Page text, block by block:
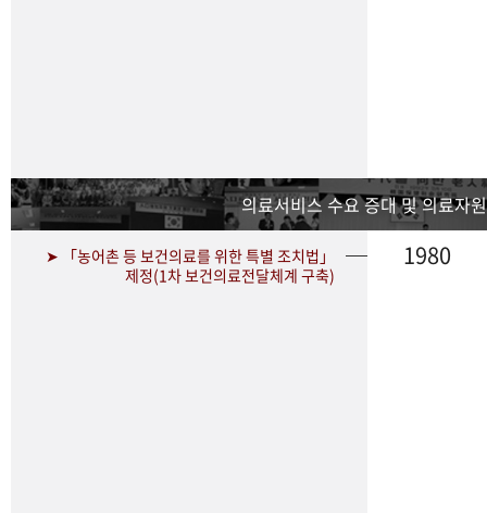
의료서비스 수요 증대 및 의료자
➤ 「농어촌 등 보건의료를 위한 특별 조치법」
제정(1차 보건의료전달체계 구축)
1980